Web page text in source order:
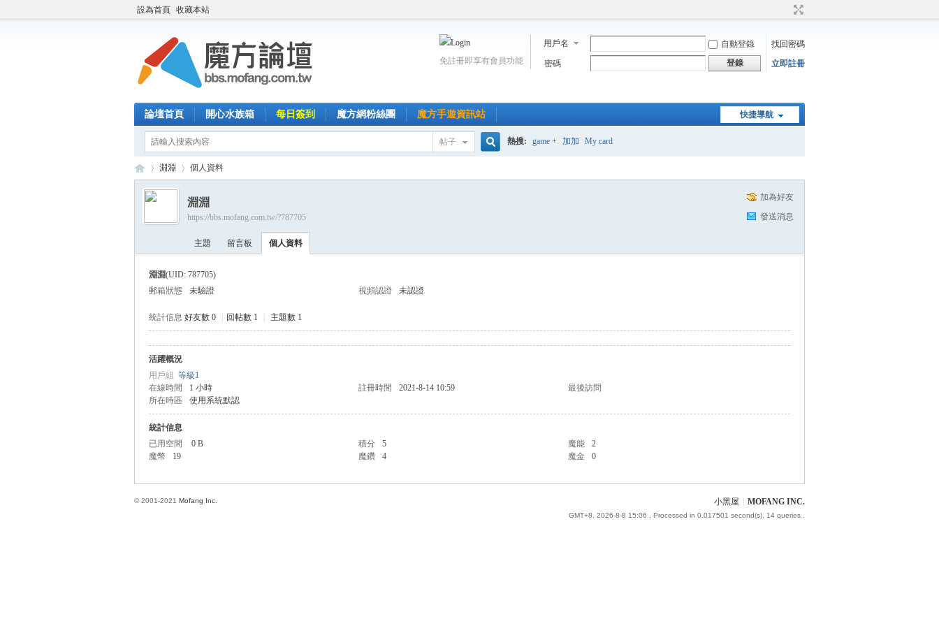
設為首頁 收藏本站
用戶名 自動登錄
找回密碼
密碼
登錄 立即註冊
免註冊即享有會員功能
快捷導航
論壇首頁 開心水族箱 每日簽到 魔方網粉絲團 魔方手遊資訊站
帖子 熱搜: game + 加加 My card
›
淵淵
›
個人資料
加為好友
發送消息
淵淵
https://bbs.mofang.com.tw/?787705
主題 留言板 個人資料
淵淵(UID: 787705)
郵箱狀態
未驗證 視頻認證 未認證
統計信息 好友數 0 回帖數 1 主題數 1
活躍概況
用戶組 等級1
在線時間
1 小時 註冊時間 2021-8-14 10:59
最後訪問
所在時區
使用系統默認
統計信息
已用空間
0 B 積分 5 魔能
2
魔幣
19 魔鑽 4 魔金 0
小黑屋 MOFANG INC.
GMT+8, 2026-8-8 15:06 , Processed in 0.017501 second(s), 14 queries .
© 2001-2021 Mofang Inc.